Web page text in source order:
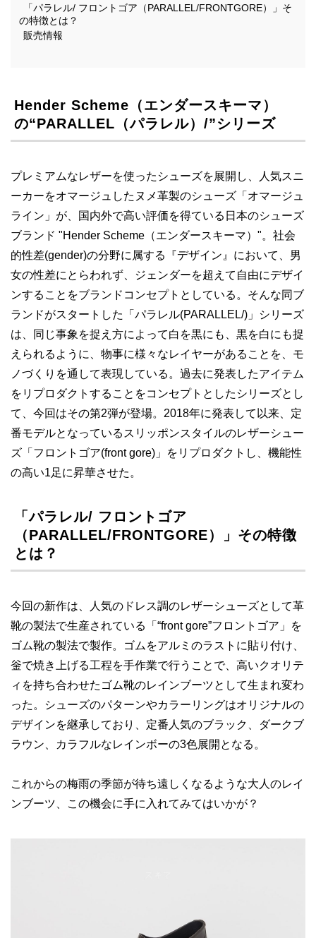
「パラレル/ フロントゴア（PARALLEL/FRONTGORE）」そ
の特徴とは？
販売情報
Hender Scheme（エンダースキーマ）
の“PARALLEL（パラレル）/”シリーズ
プレミアムなレザーを使ったシューズを展開し、人気スニ
ーカーをオマージュしたヌメ革製のシューズ「オマージュ
ライン」が、国内外で高い評価を得ている日本のシューズ
ブランド "Hender Scheme（エンダースキーマ）"。社会
的性差(gender)の分野に属する『デザイン』において、男
女の性差にとらわれず、ジェンダーを超えて自由にデザイ
ンすることをブランドコンセプトとしている。そんな同ブ
ランドがスタートした「パラレル(PARALLEL/)」シリーズ
は、同じ事象を捉え方によって白を黒にも、黒を白にも捉
えられるように、物事に様々なレイヤーがあることを、モ
ノづくりを通して表現している。過去に発表したアイテム
をリプロダクトすることをコンセプトとしたシリーズとし
て、今回はその第2弾が登場。2018年に発表して以来、定
番モデルとなっているスリッポンスタイルのレザーシュー
ズ「フロントゴア(front gore)」をリプロダクトし、機能性
の高い1足に昇華させた。
「パラレル/ フロントゴア
（PARALLEL/FRONTGORE）」その特徴
とは？
今回の新作は、人気のドレス調のレザーシューズとして革
靴の製法で生産されている「“front gore”フロントゴア」を
ゴム靴の製法で製作。ゴムをアルミのラストに貼り付け、
釡で焼き上げる工程を手作業で行うことで、高いクオリテ
ィを持ち合わせたゴム靴のレインブーツとして生まれ変わ
った。シューズのパターンやカラーリングはオリジナルの
デザインを継承しており、定番人気のブラック、ダークブ
ラウン、カラフルなレインボーの3色展開となる。
これからの梅雨の季節が待ち遠しくなるような大人のレイ
ンブーツ、この機会に手に入れてみてはいかが？